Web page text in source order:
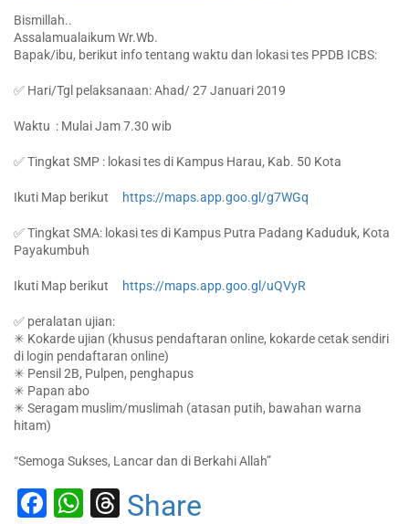
Bismillah..
Assalamualaikum Wr.Wb.
Bapak/ibu, berikut info tentang waktu dan lokasi tes PPDB ICBS:
✅ Hari/Tgl pelaksanaan: Ahad/ 27 Januari 2019
Waktu : Mulai Jam 7.30 wib
✅ Tingkat SMP : lokasi tes di Kampus Harau, Kab. 50 Kota
Ikuti Map berikut https://maps.app.goo.gl/g7WGq
✅ Tingkat SMA: lokasi tes di Kampus Putra Padang Kaduduk, Kota
Payakumbuh
Ikuti Map berikut https://maps.app.goo.gl/uQVyR
✅ peralatan ujian:
✳ Kokarde ujian (khusus pendaftaran online, kokarde cetak sendiri
di login pendaftaran online)
✳ Pensil 2B, Pulpen, penghapus
✳ Papan abo
✳ Seragam muslim/muslimah (atasan putih, bawahan warna
hitam)
“Semoga Sukses, Lancar dan di Berkahi Allah”
Facebook
WhatsApp
Threads
Share